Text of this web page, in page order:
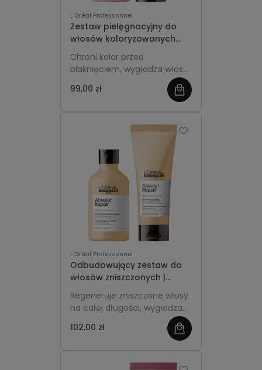
L'Oréal Professionnel
Zestaw pielęgnacyjny do
włosów koloryzowanych
L'Oreal Professionnel
Vitamino Color szampon
250ml + odżywka 200 ml
Chroni kolor przed
blaknięciem, wygładza włosy
po koloryzacji i przywraca im
miękkość oraz intensywny
99,00 zł
zobacz
więcej
L'Oréal Professionnel
Odbudowujący zestaw do
włosów zniszczonych |
szampon 300ml, odżywka
200ml L'Oréal Absolut
Repair Gold
Regeneruje zniszczone włosy
na całej długości, wygładza
ich powierzchnię, ogranicza
łamliwość i przywraca
102,00 zł
zobacz
więcej